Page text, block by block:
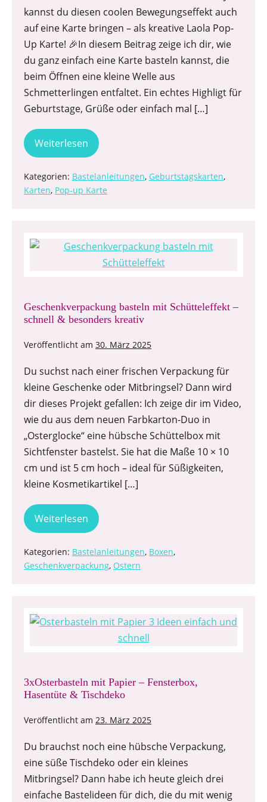
kannst du diesen coolen Bewegungseffekt auch
auf eine Karte bringen – als kreative Laola Pop-
Up Karte! 🎉In diesem Beitrag zeige ich dir, wie
du ganz einfach eine Karte basteln kannst, die
beim Öffnen eine kleine Welle aus
Schmetterlingen entfaltet. Ein echtes Highligt für
Geburtstage, Grüße oder einfach mal […]
Weiterlesen
Kategorien: Bastelanleitungen, Geburtstagskarten,
Karten, Pop-up Karte
Geschenkverpackung basteln mit Schütteleffekt –
schnell & besonders kreativ
Veröffentlicht am 30. März 2025
Du suchst nach einer frischen Verpackung für
kleine Geschenke oder Mitbringsel? Dann wird
dir dieses Projekt gefallen: Ich zeige dir im Video,
wie du aus dem neuen Farbkarton-Duo in
„Osterglocke“ eine hübsche Schüttelbox mit
Sichtfenster bastelst. Sie hat die Maße 10 × 10
cm und ist 5 cm hoch – ideal für Süßigkeiten,
kleine Kosmetikartikel […]
Weiterlesen
Kategorien: Bastelanleitungen, Boxen,
Geschenkverpackung, Ostern
3xOsterbasteln mit Papier – Fensterbox,
Hasentüte & Tischdeko
Veröffentlicht am 23. März 2025
Du brauchst noch eine hübsche Verpackung,
eine süße Tischdeko oder ein kleines
Mitbringsel? Dann habe ich heute gleich drei
einfache Bastelideen für dich, die du mit wenig